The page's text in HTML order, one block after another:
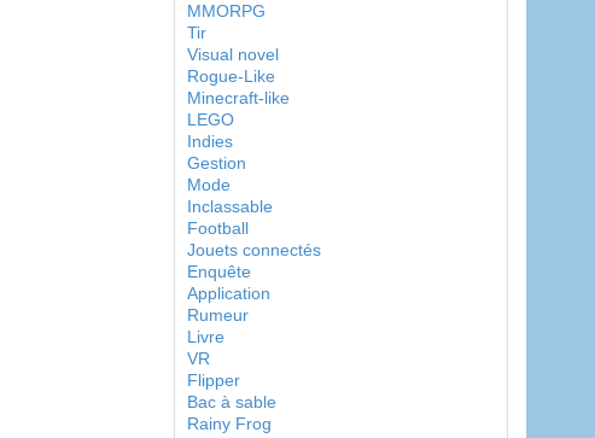
MMORPG
Tir
Visual novel
Rogue-Like
Minecraft-like
LEGO
Indies
Gestion
Mode
Inclassable
Football
Jouets connectés
Enquête
Application
Rumeur
Livre
VR
Flipper
Bac à sable
Rainy Frog